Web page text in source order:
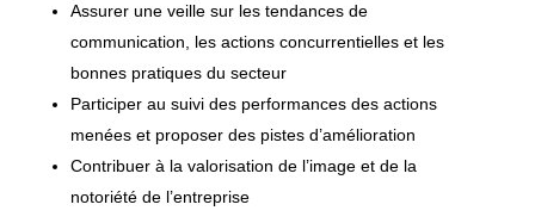
Assurer une veille sur les tendances de
communication, les actions concurrentielles et les
bonnes pratiques du secteur
Participer au suivi des performances des actions
menées et proposer des pistes d’amélioration
Contribuer à la valorisation de l’image et de la
notoriété de l’entreprise